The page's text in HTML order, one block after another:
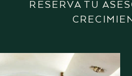
RESERVA TU